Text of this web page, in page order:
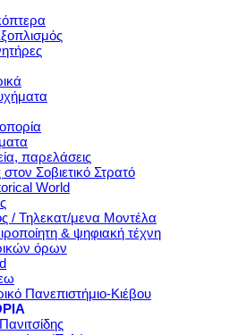
παρελάσεις
Σοβιετικό Στρατό
World
/ Τηλεκατ/μενα Μοντέλα
& ψηφιακή τέχνη
όρων
Πανεπιστήμιο-Κιέβου